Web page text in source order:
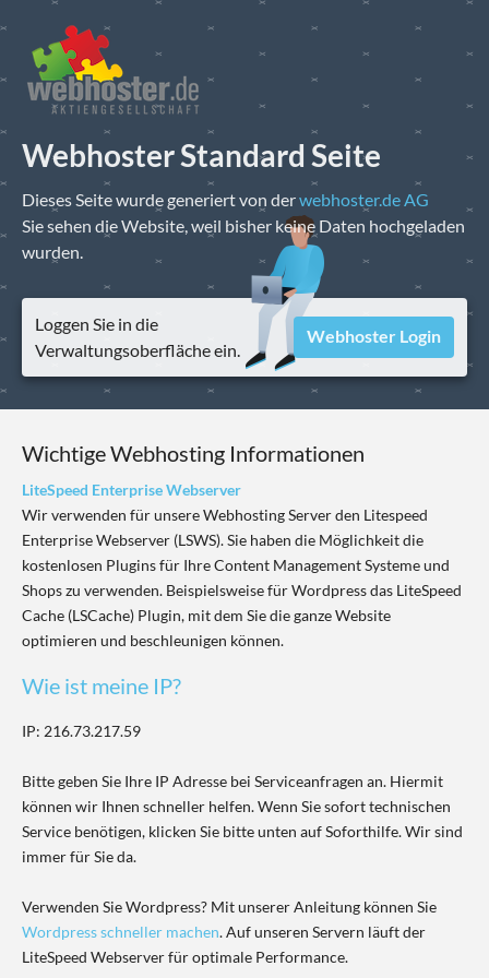
Webhoster Standard Seite
Dieses Seite wurde generiert von derwebhoster.de AG
Sie sehen die Website, weil bisher keine Daten hochgeladen
wurden.
Loggen Sie in die
Verwaltungsoberfläche ein.
Webhoster Login
Wichtige Webhosting Informationen
LiteSpeed Enterprise Webserver
Wir verwenden für unsere Webhosting Server den Litespeed
Enterprise Webserver (LSWS). Sie haben die Möglichkeit die
kostenlosen Plugins für Ihre Content Management Systeme und
Shops zu verwenden. Beispielsweise für Wordpress das LiteSpeed
Cache (LSCache) Plugin, mit dem Sie die ganze Website
optimieren und beschleunigen können.
Wie ist meine IP?
IP: 216.73.217.59
Bitte geben Sie Ihre IP Adresse bei Serviceanfragen an. Hiermit
können wir Ihnen schneller helfen. Wenn Sie sofort technischen
Service benötigen, klicken Sie bitte unten auf Soforthilfe. Wir sind
immer für Sie da.
Verwenden Sie Wordpress? Mit unserer Anleitung können Sie
Wordpress schneller machen. Auf unseren Servern läuft der
LiteSpeed Webserver für optimale Performance.